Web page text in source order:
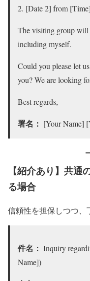
[Date 2] from [Time]
The visiting group will
including myself.
Could you please let
you? We are looking
Best regards,
署名： [Your Name]
【紹介あり】共
る場合
信頼性を担保しつつ、
件名： Inquiry
Name])